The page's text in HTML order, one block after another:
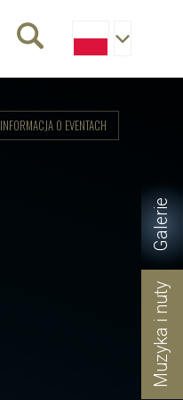
Galerie
Muzyka i nuty
INFORMACJA O EVENTACH